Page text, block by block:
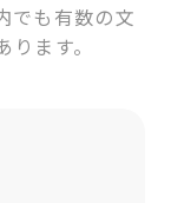
でも有数の文
ます。